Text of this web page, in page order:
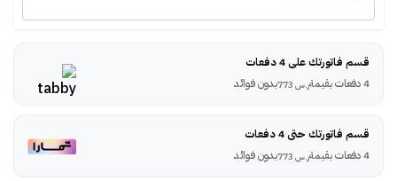
قسم فاتورتك على 4 دفعات
4 دفعات بقيمة
ر.س بدون فوائد
قسم فاتورتك حتى 4 دفعات
4 دفعات بقيمة
ر.س بدون فوائد